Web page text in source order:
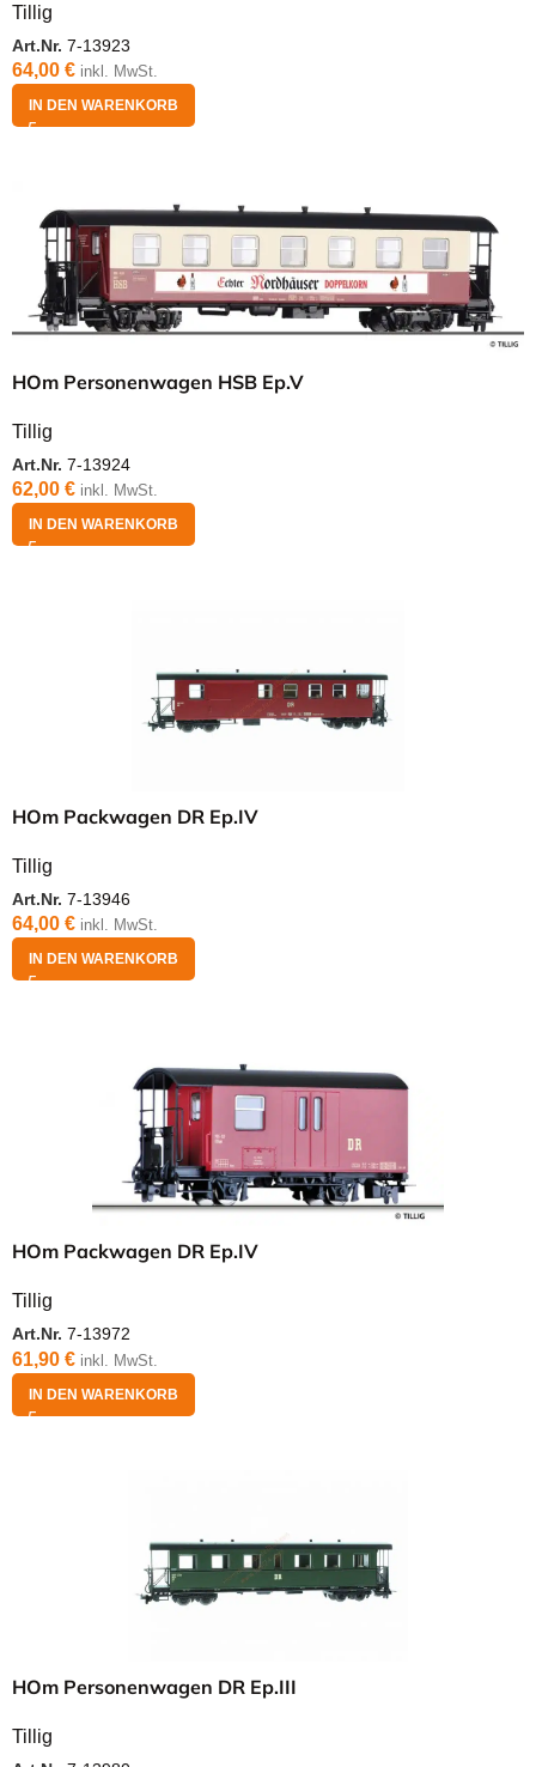
Tillig
Art.Nr. 7-13923
64,00 € inkl. MwSt.
IN DEN WARENKORB
HOm Personenwagen HSB Ep.V
Tillig
Art.Nr. 7-13924
62,00 € inkl. MwSt.
IN DEN WARENKORB
HOm Packwagen DR Ep.IV
Tillig
Art.Nr. 7-13946
64,00 € inkl. MwSt.
IN DEN WARENKORB
HOm Packwagen DR Ep.IV
Tillig
Art.Nr. 7-13972
61,90 € inkl. MwSt.
IN DEN WARENKORB
HOm Personenwagen DR Ep.III
Tillig